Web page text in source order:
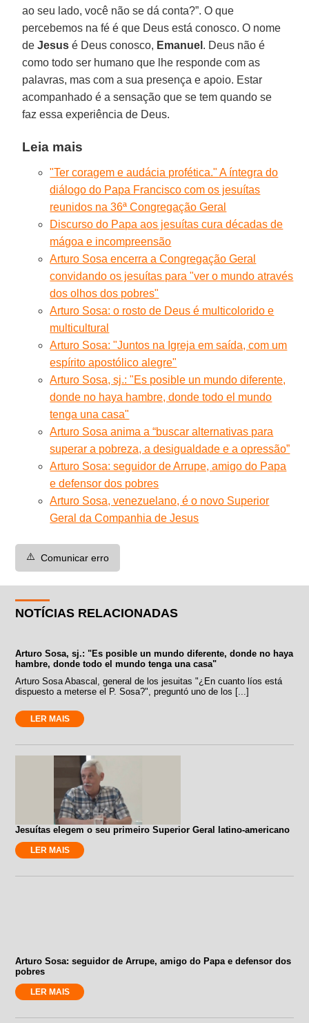
ao seu lado, você não se dá conta?”. O que
percebemos na fé é que Deus está conosco. O nome
deJesus é Deus conosco, Emanuel . Deus não é
como todo ser humano que lhe responde com as
palavras, mas com a sua presença e apoio. Estar
acompanhado é a sensação que se tem quando se
faz essa experiência de Deus.
Leia mais
"Ter coragem e audácia profética." A íntegra do
diálogo do Papa Francisco com os jesuítas
reunidos na 36ª Congregação Geral
Discurso do Papa aos jesuítas cura décadas de
mágoa e incompreensão
Arturo Sosa encerra a Congregação Geral
convidando os jesuítas para "ver o mundo através
dos olhos dos pobres"
Arturo Sosa: o rosto de Deus é multicolorido e
multicultural
Arturo Sosa: "Juntos na Igreja em saída, com um
espírito apostólico alegre"
Arturo Sosa, sj.: "Es posible un mundo diferente,
donde no haya hambre, donde todo el mundo
tenga una casa"
Arturo Sosa anima a “buscar alternativas para
superar a pobreza, a desigualdade e a opressão”
Arturo Sosa: seguidor de Arrupe, amigo do Papa
e defensor dos pobres
Arturo Sosa, venezuelano, é o novo Superior
Geral da Companhia de Jesus
⚠️ Comunicar erro
NOTÍCIAS RELACIONADAS
Arturo Sosa, sj.: "Es posible un mundo diferente, donde no haya
hambre, donde todo el mundo tenga una casa"
Arturo Sosa Abascal, general de los jesuitas "¿En cuanto líos está
dispuesto a meterse el P. Sosa?", preguntó uno de los [...]
LER MAIS
Jesuítas elegem o seu primeiro Superior Geral latino-americano
LER MAIS
Arturo Sosa: seguidor de Arrupe, amigo do Papa e defensor dos
pobres
LER MAIS